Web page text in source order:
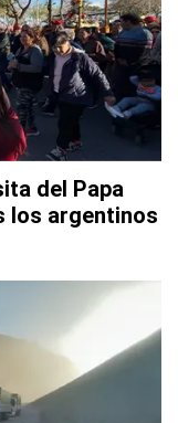
del Papa
los argentinos